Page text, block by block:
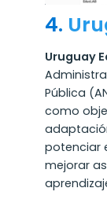
4.
Uruguay
Pública
como
potenciar
mejorar